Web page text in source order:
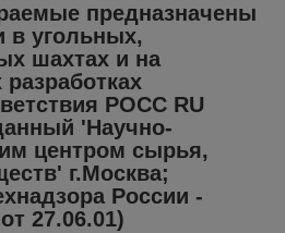
предназначены
в угольных,
шахтах и на
РОСС RU
'Научно-
центром сырья,
г.Москва;
России -
27.06.01)